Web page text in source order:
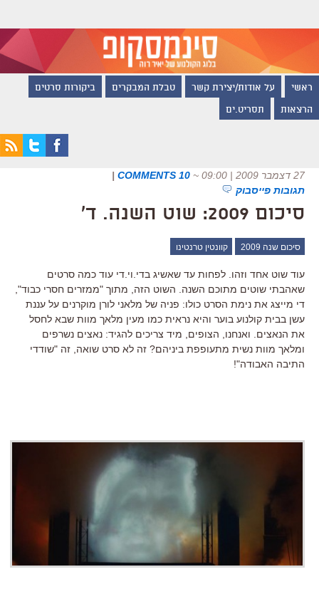
ראשי על אודות/יצירת קשר טבלת המבקרים ביקורות סרטים
הרצאות תסריט.ים
27 דצמבר 2009 | 09:00 ~
10 COMMENTS
|
תגובות פייסבוק
סיכום 2009: שוט השנה. ד'
סיכום שנה 2009 קוונטין טרנטינו
עוד שוט אחד וזהו. לפחות עד שאשיג בדי.וי.די עוד כמה סרטים
שאהבתי שוטים מתוכם השנה. השוט הזה, מתוך "ממזרים חסרי כבוד",
די מייצג את נימת הסרט כולו: פניה של מלאני לורן מוקרנים על עננת
עשן בבית קולנוע בוער והיא נראית כמו מעין מלאך מוות שבא לחסל
את הנאצים. ואנחנו, הצופים, מיד צריכים להגיד: נאצים נשרפים
ומלאך מוות נשית מתעופפת ביניהם? זה לא סרט שואה, זה "שודדי
התיבה האבודה"!